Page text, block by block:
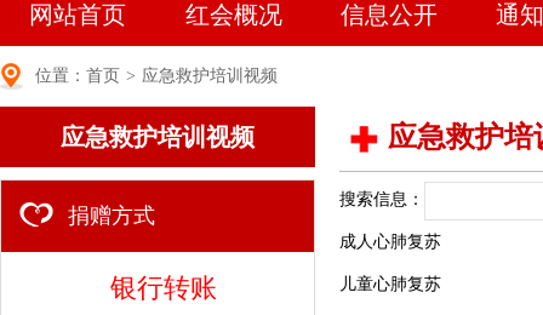
网站首页 红会概况 信息公开 通
位置： 首页 > 应急救护培训视频
应急救护培训视频
捐赠方式
银行转账
应急救护培
搜索信息：
成人心肺复苏
儿童心肺复苏